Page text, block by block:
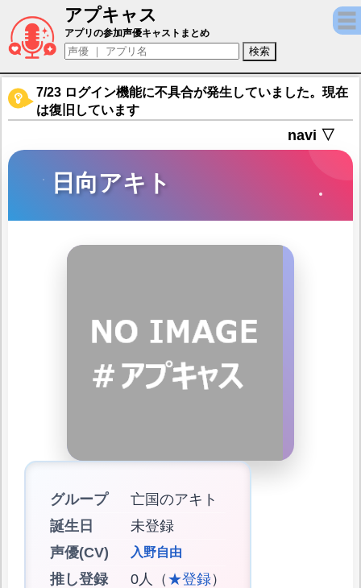
アプキャス
日向アキト（声優：入野自由)【コードギア
アプリの参加声優キャストまとめ
7/23 ログイン機能に不具合が発生していました。現在
は復旧しています
navi ▽
日向アキト
グループ
亡国のアキト
誕生日
未登録
声優(CV)
入野自由
推し登録 0人（ ★登録）